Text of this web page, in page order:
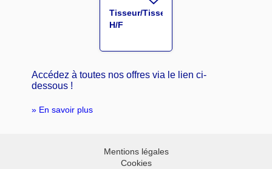
Tisseur/Tisseuse
H/F
Accédez à toutes nos offres via le lien ci-
dessous !
» En savoir plus
Mentions légales
Cookies